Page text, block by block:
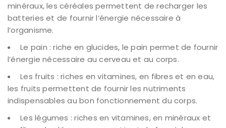
minéraux, les céréales permettent de recharger les
batteries et de fournir l’énergie nécessaire à
l’organisme.
Le pain : riche en glucides, le pain permet de fournir
l’énergie nécessaire au cerveau et au corps.
Les fruits : riches en vitamines, en fibres et en eau,
les fruits permettent de fournir les nutriments
indispensables au bon fonctionnement du corps.
Les légumes : riches en vitamines, en minéraux et